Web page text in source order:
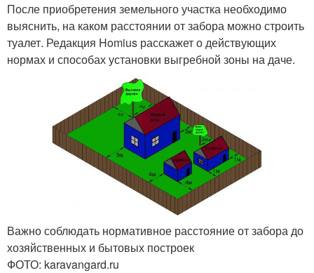
После приобретения земельного участка необходимо
выяснить, на каком расстоянии от забора можно строить
туалет. Редакция Homius расскажет о действующих
нормах и способах установки выгребной зоны на даче.
Важно соблюдать нормативное расстояние от забора до
хозяйственных и бытовых построек
ФОТО: karavangard.ru